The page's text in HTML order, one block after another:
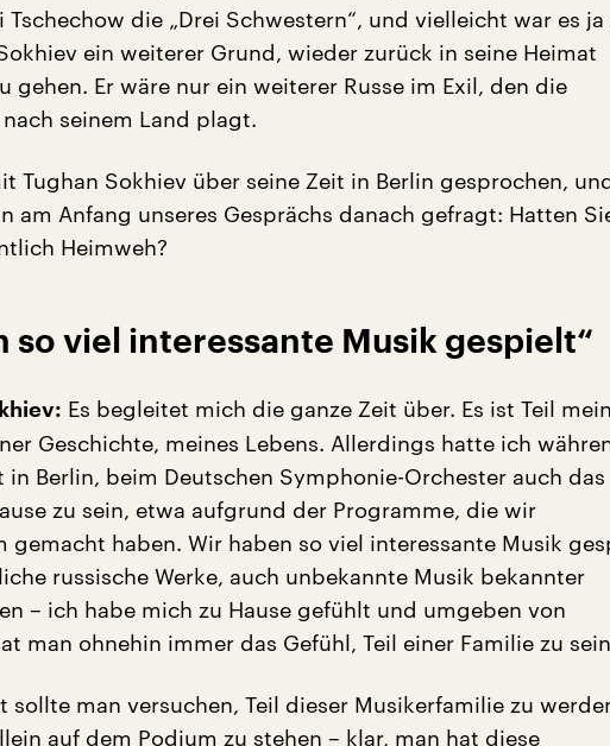
Tschechow die „Drei Schwestern“, und vielleicht war es ja
ein weiterer Grund, wieder zurück in seine Heimat
gehen. Er wäre nur ein weiterer Russe im Exil, den die
seinem Land plagt.
Tughan Sokhiev über seine Zeit in Berlin gesprochen,
am Anfang unseres Gesprächs danach gefragt: Hatten
Heimweh?
so viel interessante Musik gespielt“
Es begleitet mich die ganze Zeit über. Es ist Teil
Geschichte, meines Lebens. Allerdings hatte ich
in Berlin, beim Deutschen Symphonie-Orchester auch das
zu sein, etwa aufgrund der Programme, die wir
gemacht haben. Wir haben so viel interessante Musik
russische Werke, auch unbekannte Musik bekannter
– ich habe mich zu Hause gefühlt und umgeben von
man ohnehin immer das Gefühl, Teil einer Familie zu
sollte man versuchen, Teil dieser Musikerfamilie zu
auf dem Podium zu stehen – klar, man hat diese